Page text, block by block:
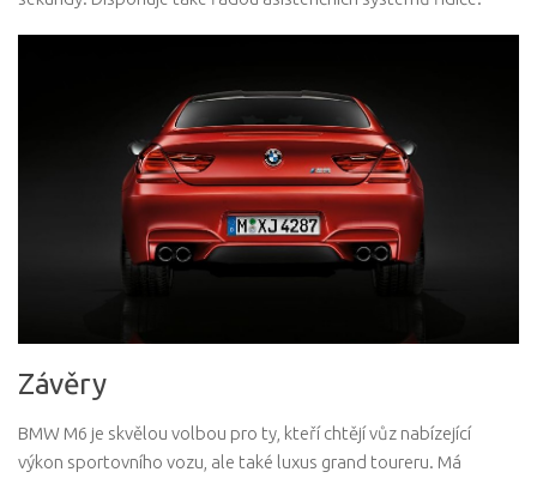
Závěry
BMW M6 je skvělou volbou pro ty, kteří chtějí vůz nabízející
výkon sportovního vozu, ale také luxus grand toureru. Má